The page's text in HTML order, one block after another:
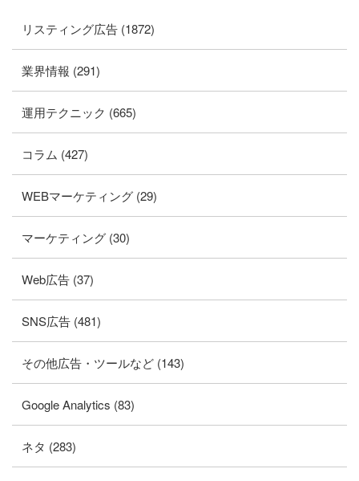
リスティング広告 (1872)
業界情報 (291)
運用テクニック (665)
コラム (427)
WEBマーケティング (29)
マーケティング (30)
Web広告 (37)
SNS広告 (481)
その他広告・ツールなど (143)
Google Analytics (83)
ネタ (283)